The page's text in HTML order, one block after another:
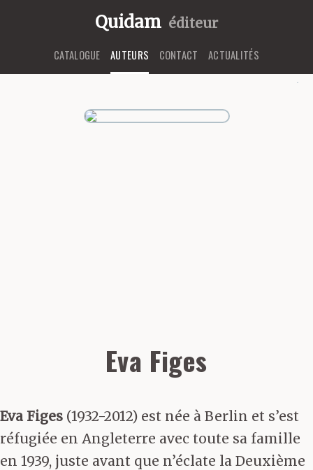
Quidam éditeur
CATALOGUE AUTEURS CONTACT ACTUALITÉS
Eva Figes
Eva Figes (1932-2012) est née à Berlin et s’est
réfugiée en Angleterre avec toute sa famille
en 1939, juste avant que n’éclate la Deuxième